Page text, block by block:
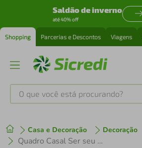
Saldão de inverno
até 40% off
Shopping Parcerias e Descontos Viagens
O que você está procurando?
Casa e Decoração Decoração
Quadro Casal Ser seu Par 122x86 2-86x60 Filete Preto
1º tenis